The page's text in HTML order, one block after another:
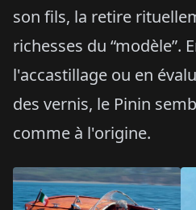
son fils, la retire
richesses du “modèle”.
l'accastillage ou en
des vernis, le Pinin
comme à l'origine.